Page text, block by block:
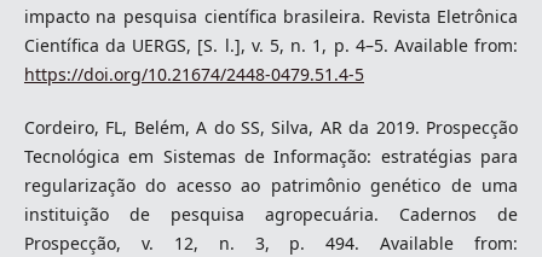
impacto na pesquisa científica brasileira. Revista Eletrônica
Científica da UERGS, [S. l.], v. 5, n. 1, p. 4–5. Available from:
https://doi.org/10.21674/2448-0479.51.4-5
Cordeiro, FL, Belém, A do SS, Silva, AR da 2019. Prospecção
Tecnológica em Sistemas de Informação: estratégias para
regularização do acesso ao patrimônio genético de uma
instituição de pesquisa agropecuária. Cadernos de
Prospecção, v. 12, n. 3, p. 494. Available from: